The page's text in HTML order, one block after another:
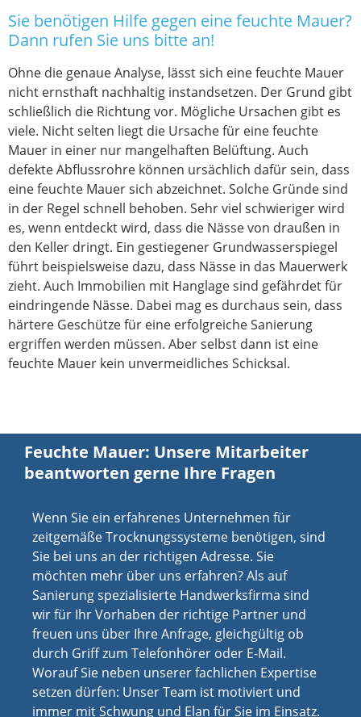
Sie benötigen Hilfe gegen eine feuchte Mauer?
Dann rufen Sie uns bitte an!
Ohne die genaue Analyse, lässt sich eine feuchte Mauer
nicht ernsthaft nachhaltig instandsetzen. Der Grund gibt
schließlich die Richtung vor. Mögliche Ursachen gibt es
viele. Nicht selten liegt die Ursache für eine feuchte
Mauer in einer nur mangelhaften Belüftung. Auch
defekte Abflussrohre können ursächlich dafür sein, dass
eine feuchte Mauer sich abzeichnet. Solche Gründe sind
in der Regel schnell behoben. Sehr viel schwieriger wird
es, wenn entdeckt wird, dass die Nässe von draußen in
den Keller dringt. Ein gestiegener Grundwasserspiegel
führt beispielsweise dazu, dass Nässe in das Mauerwerk
zieht. Auch Immobilien mit Hanglage sind gefährdet für
eindringende Nässe. Dabei mag es durchaus sein, dass
härtere Geschütze für eine erfolgreiche Sanierung
ergriffen werden müssen. Aber selbst dann ist eine
feuchte Mauer kein unvermeidliches Schicksal.
Feuchte Mauer: Unsere Mitarbeiter
beantworten gerne Ihre Fragen
Wenn Sie ein erfahrenes Unternehmen für
zeitgemäße Trocknungssysteme benötigen, sind
Sie bei uns an der richtigen Adresse. Sie
möchten mehr über uns erfahren? Als auf
Sanierung spezialisierte Handwerksfirma sind
wir für Ihr Vorhaben der richtige Partner und
freuen uns über Ihre Anfrage, gleichgültig ob
durch Griff zum Telefonhörer oder E-Mail.
Worauf Sie neben unserer fachlichen Expertise
setzen dürfen: Unser Team ist motiviert und
immer mit Schwung und Elan für Sie im Einsatz.